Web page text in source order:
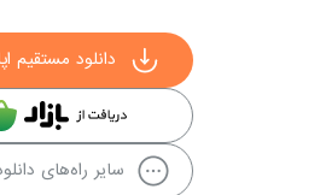
دانلود مستقیم
سایر راه‌های